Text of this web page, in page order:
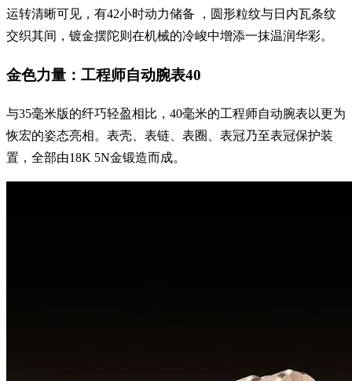
运转清晰可见，有42小时动力储备 ，圆形粒纹与日内瓦条纹
交织其间，镀金摆陀则在机械的冷峻中增添一抹温润华彩。
金色力量：工程师自动腕表40
与35毫米版的纤巧轻盈相比，40毫米的工程师自动腕表以更为
恢宏的姿态亮相。表壳、表链、表圈、表冠乃至表冠保护装
置，全部由18K 5N金锻造而成。